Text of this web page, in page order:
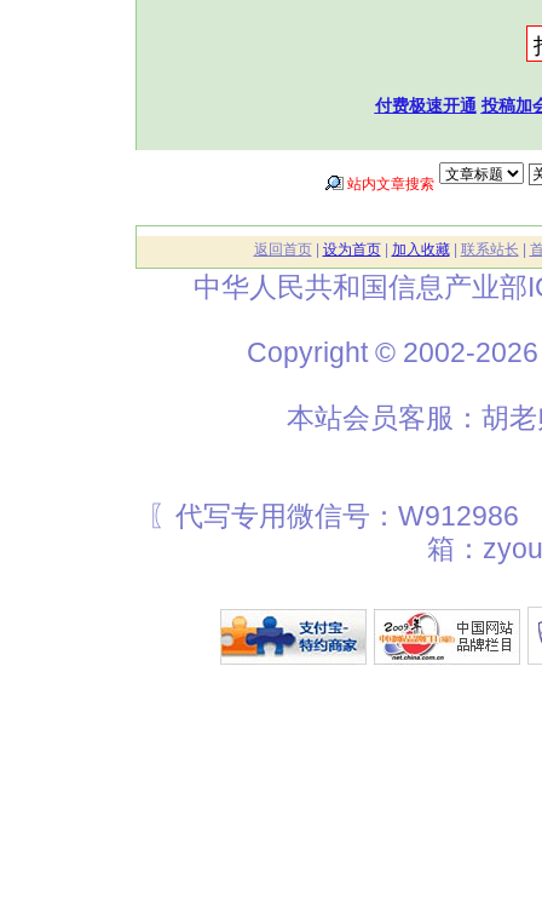
付费极速开通 投稿加
站内文章搜索
返回首页| 设为首页| 加入收藏| 联系站长
中华人民共和国信息产业部
Copyright © 2002-
本站会员客服：胡
〖代写专用微信号：
箱：